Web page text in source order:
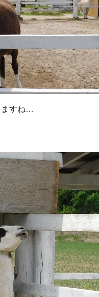
ますね…